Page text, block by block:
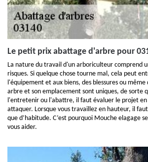
Le petit prix abattage d'arbre pour
La nature du travail d'un arboriculteur comprend
risques. Si quelque chose tourne mal, cela peut
l'équipement et aux biens, des blessures ou même
arbre et son emplacement sont uniques, de sorte
l'entretenir ou l'abattre, il faut évaluer le projet
attaquer. Lorsque vous travaillez en hauteur, il
que d’habitude. C’est pourquoi Mouche elagage
vous aider.